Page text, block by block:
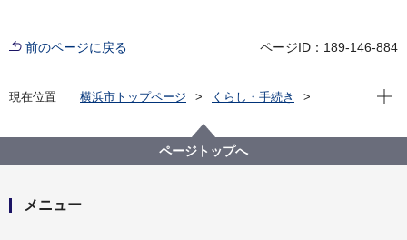
前のページに戻る ページID：189-146-884
現在位置 横浜市トップページ
くらし・手続き
移動図書館「はまかぜ号」
港南区・磯子区・金沢区・戸塚区・栄区
野七里ステーション（栄区）
現在
ページトップへ
メニュー